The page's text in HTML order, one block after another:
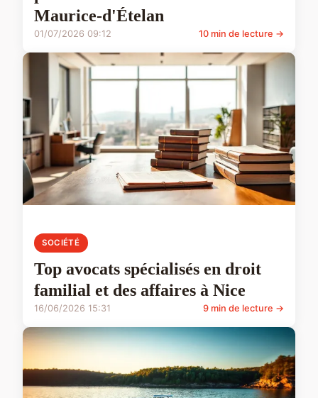
Maurice-d'Ételan
01/07/2026 09:12 10 min de lecture →
SOCIÉTÉ
Top avocats spécialisés en droit
familial et des affaires à Nice
16/06/2026 15:31 9 min de lecture →